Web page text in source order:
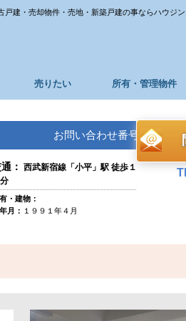
建・売却物件・売地・新築戸建の事ならハウジ
お問い合わせ番号：
： 西武新宿線「小平」駅 徒歩１
・建物：
月： １９９１年４月
売りたい 所有・管理物件